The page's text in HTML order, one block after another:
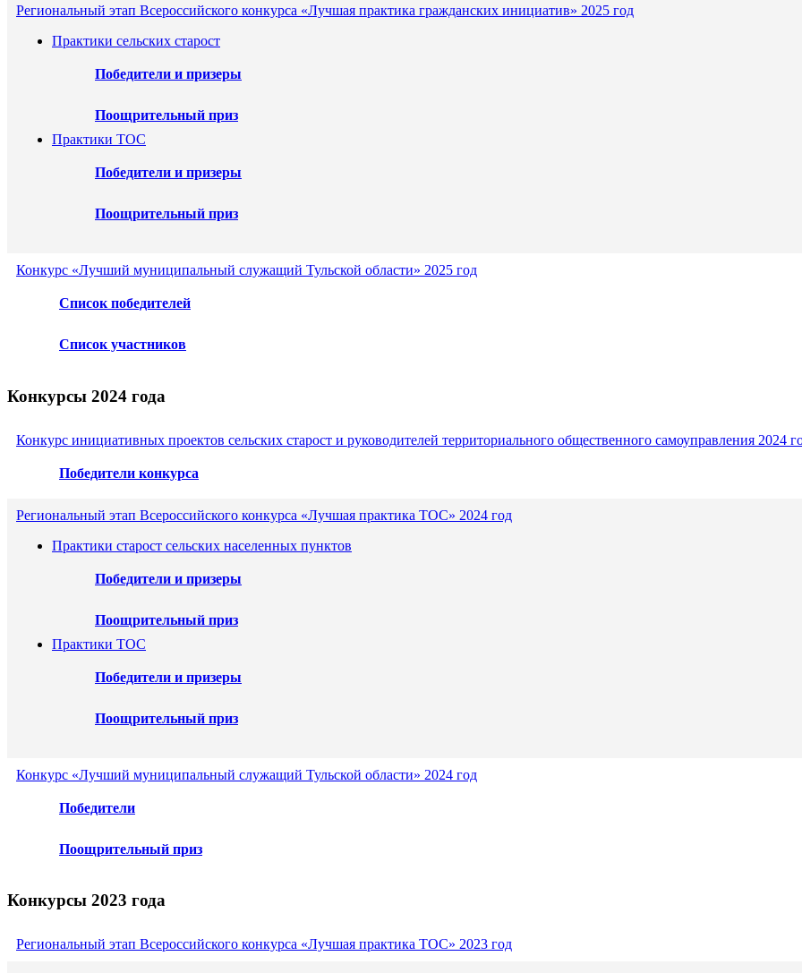
Региональный этап Всероссийского конкурса «Лучшая практика гражданских инициатив» 2025 год
Практики сельских старост
Победители и призеры
Поощрительный приз
Практики ТОС
Победители и призеры
Поощрительный приз
Конкурс «Лучший муниципальный служащий Тульской области» 2025 год
Список победителей
Список участников
Конкурсы 2024 года
Конкурс инициативных проектов сельских старост и руководителей территориального общественного самоуправления 2024
Победители конкурса
Региональный этап Всероссийского конкурса «Лучшая практика ТОС» 2024 год
Практики старост сельских населенных пунктов
Победители и призеры
Поощрительный приз
Практики ТОС
Победители и призеры
Поощрительный приз
Конкурс «Лучший муниципальный служащий Тульской области» 2024 год
Победители
Поощрительный приз
Конкурсы 2023 года
Региональный этап Всероссийского конкурса «Лучшая практика ТОС» 2023 год